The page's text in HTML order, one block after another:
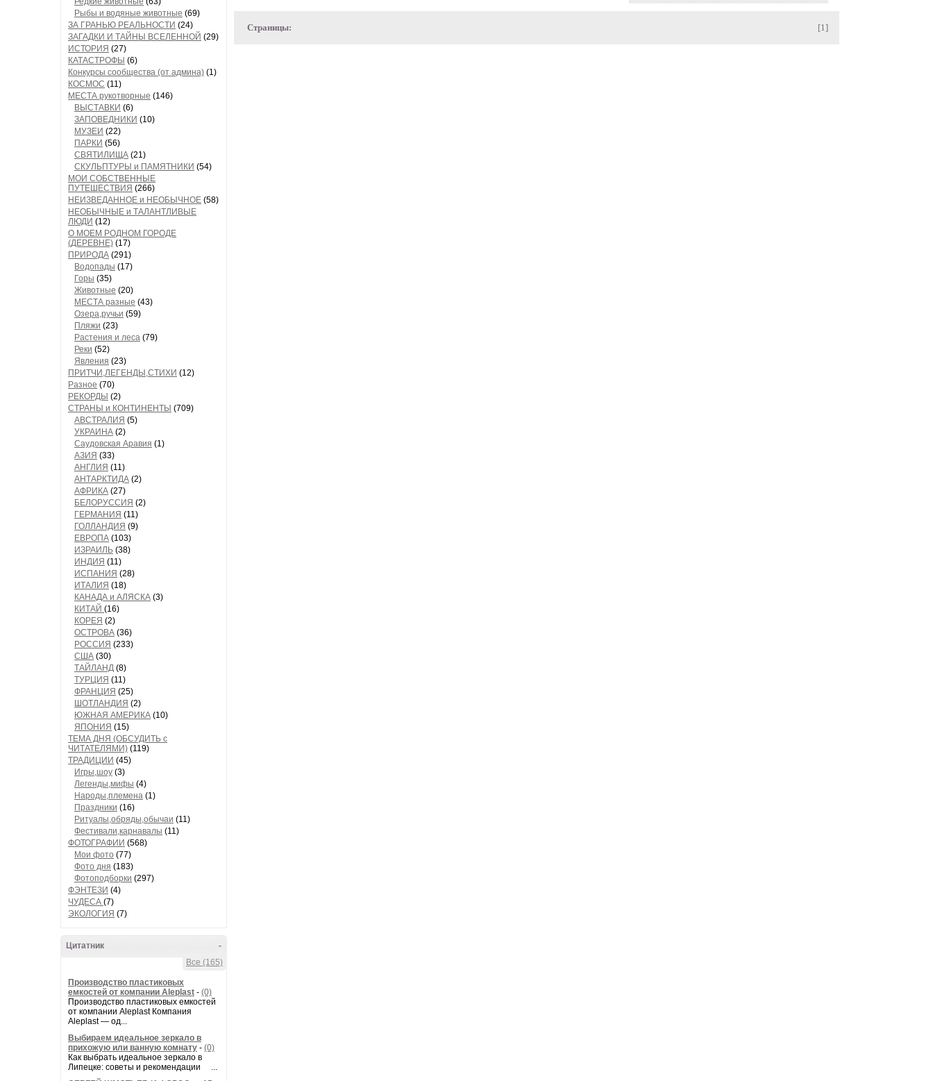
Рыбы и водяные животные (69)
ЗА ГРАНЬЮ РЕАЛЬНОСТИ (24)
ЗАГАДКИ И ТАЙНЫ ВСЕЛЕННОЙ (29)
ИСТОРИЯ (27)
КАТАСТРОФЫ (6)
Конкурсы сообщества (от админа) (1)
КОСМОС (11)
МЕСТА рукотворные (146)
ВЫСТАВКИ (6)
ЗАПОВЕДНИКИ (10)
МУЗЕИ (22)
ПАРКИ (56)
СВЯТИЛИЩА (21)
СКУЛЬПТУРЫ и ПАМЯТНИКИ (54)
МОИ СОБСТВЕННЫЕ
ПУТЕШЕСТВИЯ (266)
НЕИЗВЕДАННОЕ и НЕОБЫЧНОЕ (58)
НЕОБЫЧНЫЕ и ТАЛАНТЛИВЫЕ
ЛЮДИ (12)
О МОЕМ РОДНОМ ГОРОДЕ
(ДЕРЕВНЕ) (17)
ПРИРОДА (291)
Водопады (17)
Горы (35)
Животные (20)
МЕСТА разные (43)
Озера,ручьи (59)
Пляжи (23)
Растения и леса (79)
Реки (52)
Явления (23)
ПРИТЧИ,ЛЕГЕНДЫ,СТИХИ (12)
Разное (70)
РЕКОРДЫ (2)
СТРАНЫ и КОНТИНЕНТЫ (709)
АВСТРАЛИЯ (5)
УКРАИНА (2)
Саудовская Аравия (1)
АЗИЯ (33)
АНГЛИЯ (11)
АНТАРКТИДА (2)
АФРИКА (27)
БЕЛОРУССИЯ (2)
ГЕРМАНИЯ (11)
ГОЛЛАНДИЯ (9)
ЕВРОПА (103)
ИЗРАИЛЬ (38)
ИНДИЯ (11)
ИСПАНИЯ (28)
ИТАЛИЯ (18)
КАНАДА и АЛЯСКА (3)
КИТАЙ (16)
КОРЕЯ (2)
ОСТРОВА (36)
РОССИЯ (233)
США (30)
ТАЙЛАНД (8)
ТУРЦИЯ (11)
ФРАНЦИЯ (25)
ШОТЛАНДИЯ (2)
ЮЖНАЯ АМЕРИКА (10)
ЯПОНИЯ (15)
ТЕМА ДНЯ (ОБСУДИТЬ с
ЧИТАТЕЛЯМИ) (119)
ТРАДИЦИИ (45)
Игры,шоу (3)
Легенды,мифы (4)
Народы,племена (1)
Праздники (16)
Ритуалы,обряды,обычаи (11)
Фестивали,карнавалы (11)
ФОТОГРАФИИ (568)
Мои фото (77)
Фото дня (183)
Фотоподборки (297)
ФЭНТЕЗИ (4)
ЧУДЕСА (7)
ЭКОЛОГИЯ (7)
-
Цитатник
Все (165)
Производство пластиковых
емкостей от компании Aleplast - (0)
Производство пластиковых емкостей
от компании Aleplast Компания
Aleplast — од...
Выбираем идеальное зеркало в
прихожую или ванную комнату - (0)
Как выбрать идеальное зеркало в
Липецке: советы и рекомендации ...
Страницы: [1]